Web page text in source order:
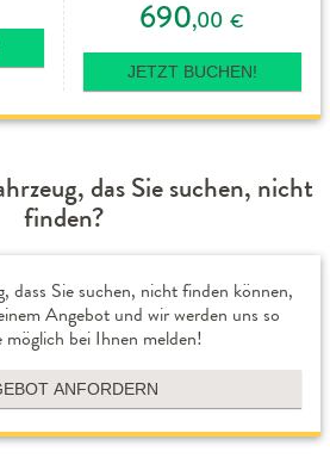
690,00 €
JETZT BUCHEN!
das Sie suchen, nicht
finden?
dass Sie suchen, nicht finden können,
Angebot und wir werden uns so
möglich bei Ihnen melden!
ANFORDERN